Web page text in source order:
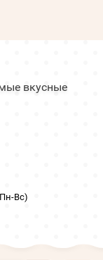
вкусные
Вс)